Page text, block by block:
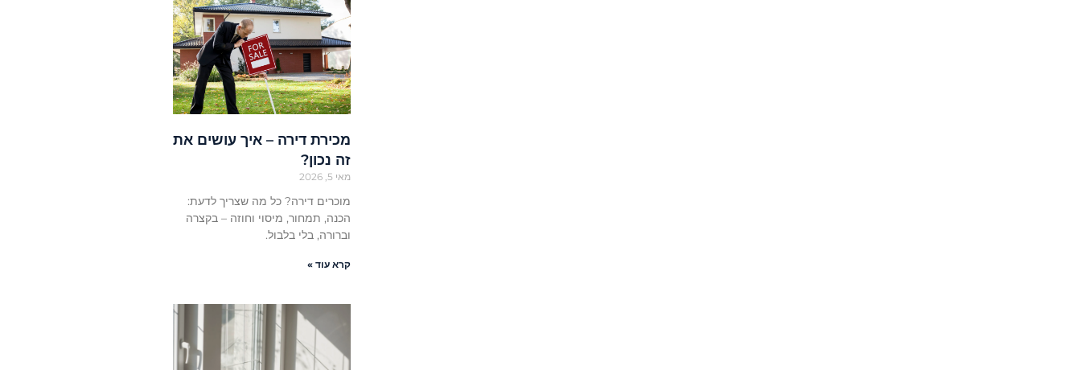
מכירת דירה – איך עושים את
זה נכון?
מאי 5, 2026
מוכרים דירה? כל מה שצריך לדעת:
הכנה, תמחור, מיסוי וחוזה – בקצרה
וברורה, בלי בלבול.
קרא עוד »